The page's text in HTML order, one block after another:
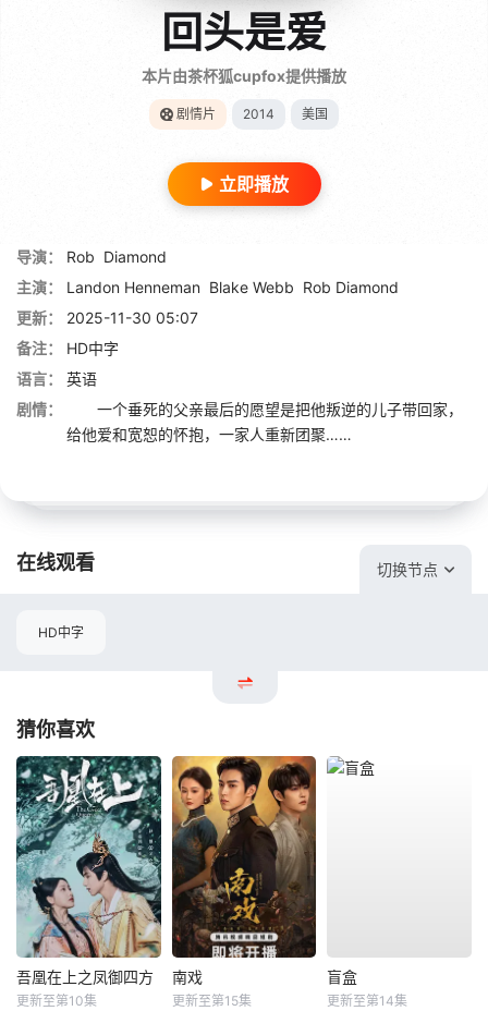
回头是爱
本片由茶杯狐cupfox提供播放
剧情片 2014 美国
立即播放
导演： Rob Diamond
主演：
Landon Henneman Blake Webb Rob Diamond
更新：
2025-11-30 05:07
备注：
HD中字
语言：
英语
剧情：
一个垂死的父亲最后的愿望是把他叛逆的儿子带回家，
给他爱和宽恕的怀抱，一家人重新团聚……
在线观看 切换节点
HD中字
猜你喜欢
吾凰在上之凤御四方
更新至第10集
南戏
更新至第15集
盲盒
更新至第14集